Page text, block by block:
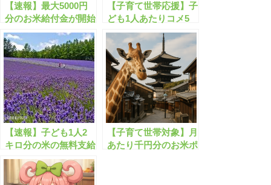
【速報】最大5000円
分のお米給付金が開始
します！
【子育て世帯応援】子
ども1人あたりコメ5
キロが支給されます！
【速報】子ども1人2
キロ分の米の無料支給
が開始します！
【子育て世帯対象】月
あたり千円分のお米ポ